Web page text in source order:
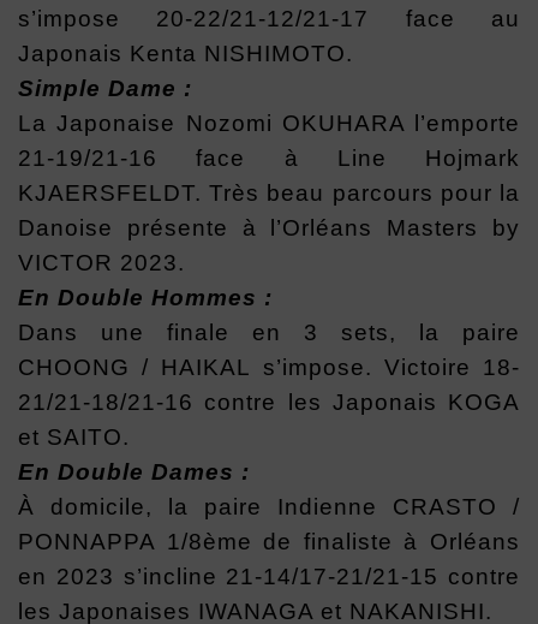
s’impose 20-22/21-12/21-17 face au
Japonais Kenta NISHIMOTO.
Simple Dame :
La Japonaise Nozomi OKUHARA l’emporte
21-19/21-16 face à Line Hojmark
KJAERSFELDT. Très beau parcours pour la
Danoise présente à l’Orléans Masters by
VICTOR 2023.
En Double Hommes :
Dans une finale en 3 sets, la paire
CHOONG / HAIKAL s’impose. Victoire 18-
21/21-18/21-16 contre les Japonais KOGA
et SAITO.
En Double Dames :
À domicile, la paire Indienne CRASTO /
PONNAPPA 1/8ème de finaliste à Orléans
en 2023 s’incline 21-14/17-21/21-15 contre
les Japonaises IWANAGA et NAKANISHI.